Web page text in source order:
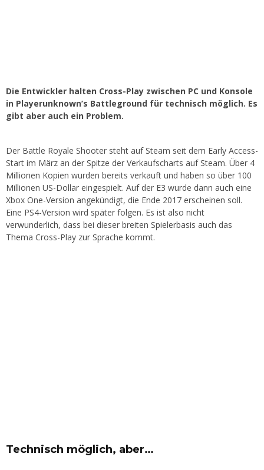
Die Entwickler halten Cross-Play zwischen PC und Konsole
in Playerunknown’s Battleground für technisch möglich. Es
gibt aber auch ein Problem.
Der Battle Royale Shooter steht auf Steam seit dem Early Access-
Start im März an der Spitze der Verkaufscharts auf Steam. Über 4
Millionen Kopien wurden bereits verkauft und haben so über 100
Millionen US-Dollar eingespielt. Auf der E3 wurde dann auch eine
Xbox One-Version angekündigt, die Ende 2017 erscheinen soll.
Eine PS4-Version wird später folgen. Es ist also nicht
verwunderlich, dass bei dieser breiten Spielerbasis auch das
Thema Cross-Play zur Sprache kommt.
Technisch möglich, aber…